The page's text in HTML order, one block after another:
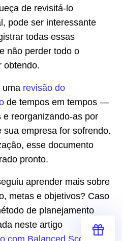
de revisitá-lo
pode ser interessante
todas essas
não perder todo o
obtendo.
uma revisão do
de tempos em tempos —
reorganizando-as por
empresa for sofrendo.
esse documento
pronto.
aprender mais sobre
metas e objetivos? Caso
de planejamento
neste artigo
com Balanced Scorecard